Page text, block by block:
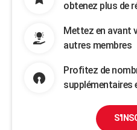
obtenez plus de
Mettez en avant
autres membres
Profitez de
supplémentaires